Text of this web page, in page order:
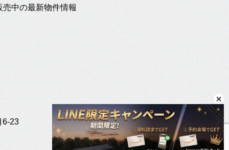
売中の最新物件情報
6-23